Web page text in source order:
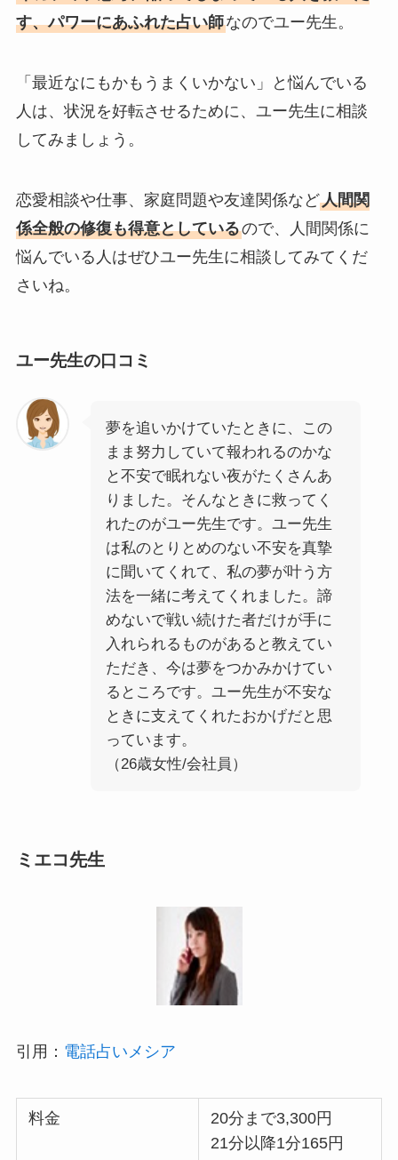
す、パワーにあふれた占い師なのでユー先生。
「最近なにもかもうまくいかない」と悩んでいる
人は、状況を好転させるために、ユー先生に相談
してみましょう。
恋愛相談や仕事、家庭問題や友達関係など人間関
係全般の修復も得意としているので、人間関係に
悩んでいる人はぜひユー先生に相談してみてくだ
さいね。
ユー先生の口コミ
夢を追いかけていたときに、この
まま努力していて報われるのかな
と不安で眠れない夜がたくさんあ
りました。そんなときに救ってく
れたのがユー先生です。ユー先生
は私のとりとめのない不安を真摯
に聞いてくれて、私の夢が叶う方
法を一緒に考えてくれました。諦
めないで戦い続けた者だけが手に
入れられるものがあると教えてい
ただき、今は夢をつかみかけてい
るところです。ユー先生が不安な
ときに支えてくれたおかげだと思
っています。
（26歳女性/会社員）
ミエコ先生
引用： 電話占いメシア
料金
20分まで3,300円
21分以降1分165円